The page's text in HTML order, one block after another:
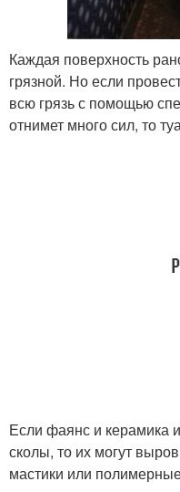
Каждая поверхность
грязной. Но если
всю грязь с помощью
отнимет много сил, то
Если фаянс и керамика
сколы, то их могут
мастики или